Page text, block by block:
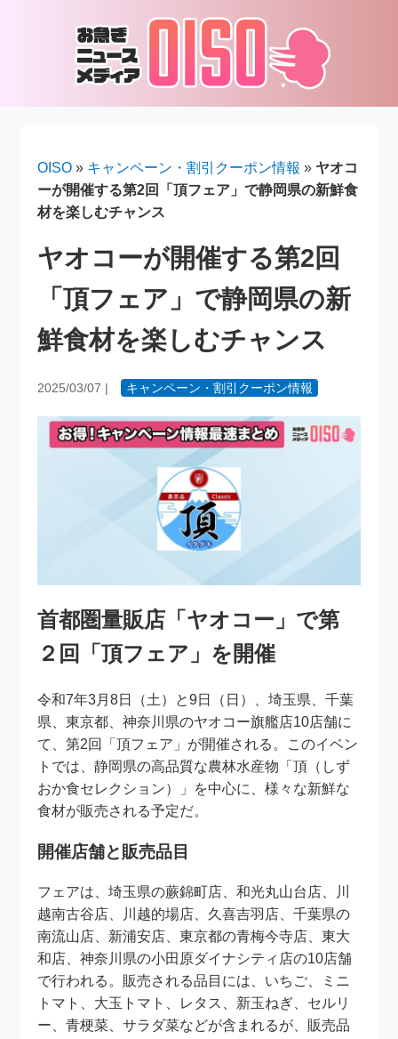
OISO » キャンペーン・割引クーポン情報 » ヤオコ
ーが開催する第2回「頂フェア」で静岡県の新鮮食
材を楽しむチャンス
ヤオコーが開催する第2回
「頂フェア」で静岡県の新
鮮食材を楽しむチャンス
2025/03/07 | キャンペーン・割引クーポン情報
首都圏量販店「ヤオコー」で第
２回「頂フェア」を開催
令和7年3月8日（土）と9日（日）、埼玉県、千葉
県、東京都、神奈川県のヤオコー旗艦店10店舗に
て、第2回「頂フェア」が開催される。このイベン
トでは、静岡県の高品質な農林水産物「頂（しず
おか食セレクション）」を中心に、様々な新鮮な
食材が販売される予定だ。
開催店舗と販売品目
フェアは、埼玉県の蕨錦町店、和光丸山台店、川
越南古谷店、川越的場店、久喜吉羽店、千葉県の
南流山店、新浦安店、東京都の青梅今寺店、東大
和店、神奈川県の小田原ダイナシティ店の10店舗
で行われる。販売される品目には、いちご、ミニ
トマト、大玉トマト、レタス、新玉ねぎ、セルリ
ー、青梗菜、サラダ菜などが含まれるが、販売品